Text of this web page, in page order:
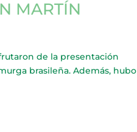
MARTÍN
de la presentación
brasileña. Además, hubo